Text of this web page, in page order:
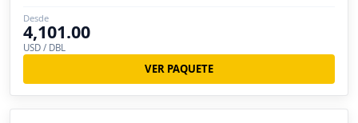
Desde
4,101.00
USD / DBL
VER PAQUETE